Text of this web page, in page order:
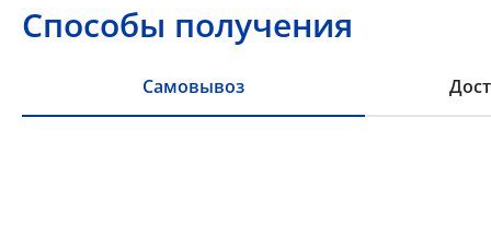
Способы получения
Самовывоз